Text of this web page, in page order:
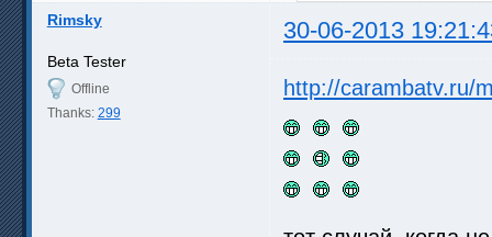
Rimsky 30-06-2013
Beta Tester
Offline
Thanks: 299
http://carambatv.ru/